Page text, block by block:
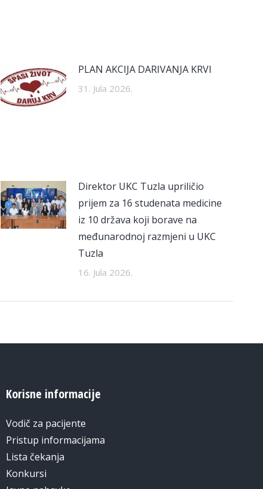
PLAN AKCIJA DARIVANJA KRVI
31. Jula 2026.
Direktor UKC Tuzla upriličio
prijem za 16 studenata medicine
iz 10 država koji borave na
međunarodnoj razmjeni u UKC
Tuzla
16. Jula 2026.
Korisne informacije
Vodič za pacijente
Pristup informacijama
Lista čekanja
Konkursi